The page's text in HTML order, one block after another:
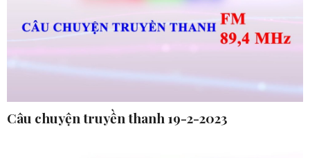
Câu chuyện truyền thanh 19-2-2023